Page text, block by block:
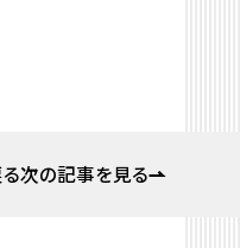
次の記事を見る